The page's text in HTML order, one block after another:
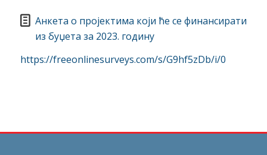
Анкета о пројектима који ће се финансирати
из буџета за 2023. годину
https://freeonlinesurveys.com/s/G9hf5zDb/i/0